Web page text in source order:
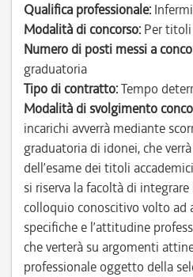
Qualifica professionale:
Modalità di concorso: Per
Numero di posti messi a
graduatoria
Tipo di contratto:Tempo
Modalità di svolgimento
incarichi avverrà mediante
graduatoria di idonei, che
dell’esame dei titoli
si riserva la facoltà di
colloquio conoscitivo volto ad
specifiche e l’attitudine
che verterà su argomenti
professionale oggetto della